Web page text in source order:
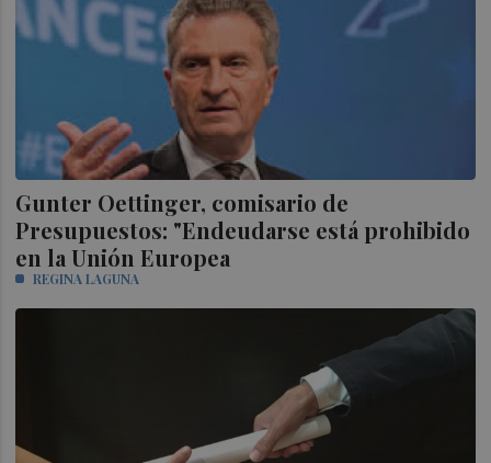
Gunter Oettinger, comisario de
Presupuestos: "Endeudarse está prohibido
en la Unión Europea
REGINA LAGUNA